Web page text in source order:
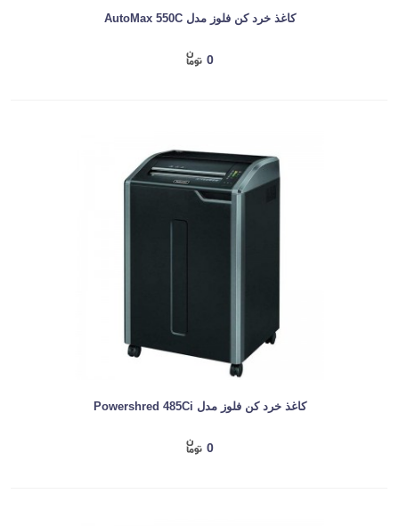
کاغذ خرد کن فلوز مدل AutoMax 550C
0
کاغذ خرد کن فلوز مدل Powershred 485Ci
0